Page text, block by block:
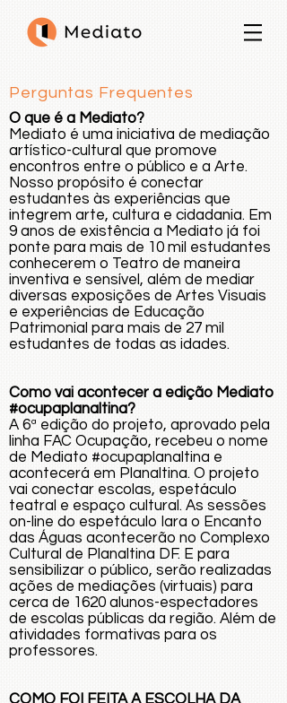
Perguntas Frequentes
O que é a Mediato?
Mediato é uma iniciativa de mediação
artístico-cultural que promove
encontros entre o público e a Arte.
Nosso propósito é conectar
estudantes às experiências que
integrem arte, cultura e cidadania. Em
9 anos de existência a Mediato já foi
ponte para mais de 10 mil estudantes
conhecerem o Teatro de maneira
inventiva e sensível, além de mediar
diversas exposições de Artes Visuais
e experiências de Educação
Patrimonial para mais de 27 mil
estudantes de todas as idades.
Como vai acontecer a edição Mediato
#ocupaplanaltina?
A 6ª edição do projeto, aprovado pela
linha FAC Ocupação, recebeu o nome
de Mediato #ocupaplanaltina e
acontecerá em Planaltina. O projeto
vai conectar escolas, espetáculo
teatral e espaço cultural. As sessões
on-line do espetáculo Iara o Encanto
das Águas acontecerão no Complexo
Cultural de Planaltina DF. E para
sensibilizar o público, serão realizadas
ações de mediações (virtuais) para
cerca de 1620 alunos-espectadores
de escolas públicas da região. Além de
atividades formativas para os
professores.
COMO FOI FEITA A ESCOLHA DA